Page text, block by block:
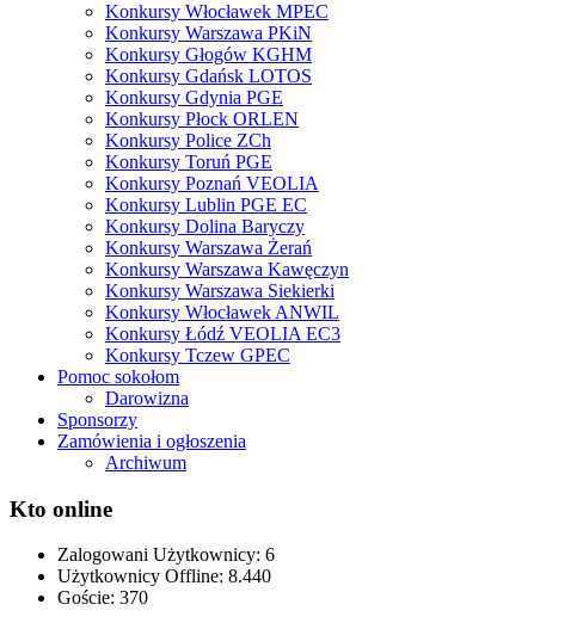
Konkursy Włocławek MPEC
Konkursy Warszawa PKiN
Konkursy Głogów KGHM
Konkursy Gdańsk LOTOS
Konkursy Gdynia PGE
Konkursy Płock ORLEN
Konkursy Police ZCh
Konkursy Toruń PGE
Konkursy Poznań VEOLIA
Konkursy Lublin PGE EC
Konkursy Dolina Baryczy
Konkursy Warszawa Żerań
Konkursy Warszawa Kawęczyn
Konkursy Warszawa Siekierki
Konkursy Włocławek ANWIL
Konkursy Łódź VEOLIA EC3
Konkursy Tczew GPEC
Pomoc sokołom
Darowizna
Sponsorzy
Zamówienia i ogłoszenia
Archiwum
Kto online
Zalogowani Użytkownicy: 6
Użytkownicy Offline: 8.440
Goście: 370